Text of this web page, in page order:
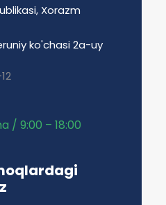
Xorazm
ko'chasi 2a-uy
/ 9:00 – 18:00